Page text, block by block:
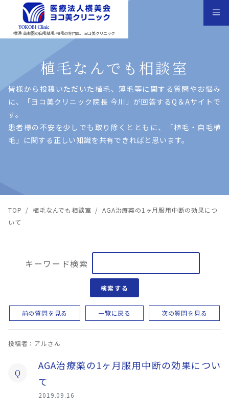
横浜･首都圏の自毛植毛･植毛の専門医、ヨコ美クリニック
植毛なんでも相談室
皆様から投稿いただいた植⽑、薄⽑等に関する質問やお悩み
に、「ヨコ美クリニック院⻑ 今川」が回答するQ＆Aサイトで
す。
患者様の不安を少しでも取り除くとともに、「植⽑・⾃⽑植
⽑」に関する正しい知識を共有できればと思います。
TOP / 植毛なんでも相談室 / AGA治療薬の1ヶ月服用中断の効果につ
いて
キーワード検索
検索する
前の質問を見る 一覧に戻る 次の質問を見る
投稿者：アルさん
Q
AGA治療薬の1ヶ月服用中断の効果につい
て
2019.09.16